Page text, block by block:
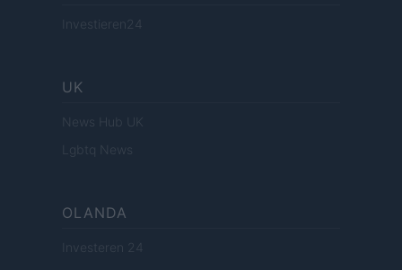
Investieren24
UK
News Hub UK
Lgbtq News
OLANDA
Investeren 24